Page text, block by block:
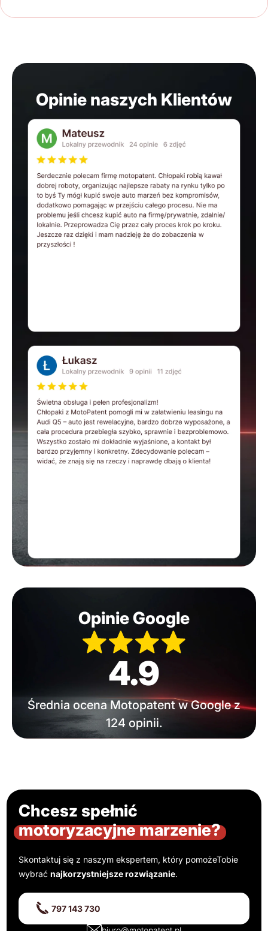
Opinie naszych Klientów
Opinie Google
4.9
Średnia ocena Motopatent w Google z
124 opinii.
Chcesz spełnić
motoryzacyjne marzenie?
Skontaktuj się z naszym ekspertem, który pomożeTobie
wybraćnajkorzystniejsze rozwiązanie.
797 143 730